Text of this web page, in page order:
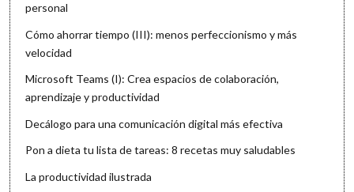
personal
Cómo ahorrar tiempo (III): menos perfeccionismo y más
velocidad
Microsoft Teams (I): Crea espacios de colaboración,
aprendizaje y productividad
Decálogo para una comunicación digital más efectiva
Pon a dieta tu lista de tareas: 8 recetas muy saludables
La productividad ilustrada